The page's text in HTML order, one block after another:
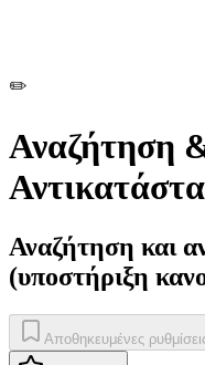
✏️
Αναζήτηση
Αναζήτηση και
(υποστήριξη
Αποθηκευμένες